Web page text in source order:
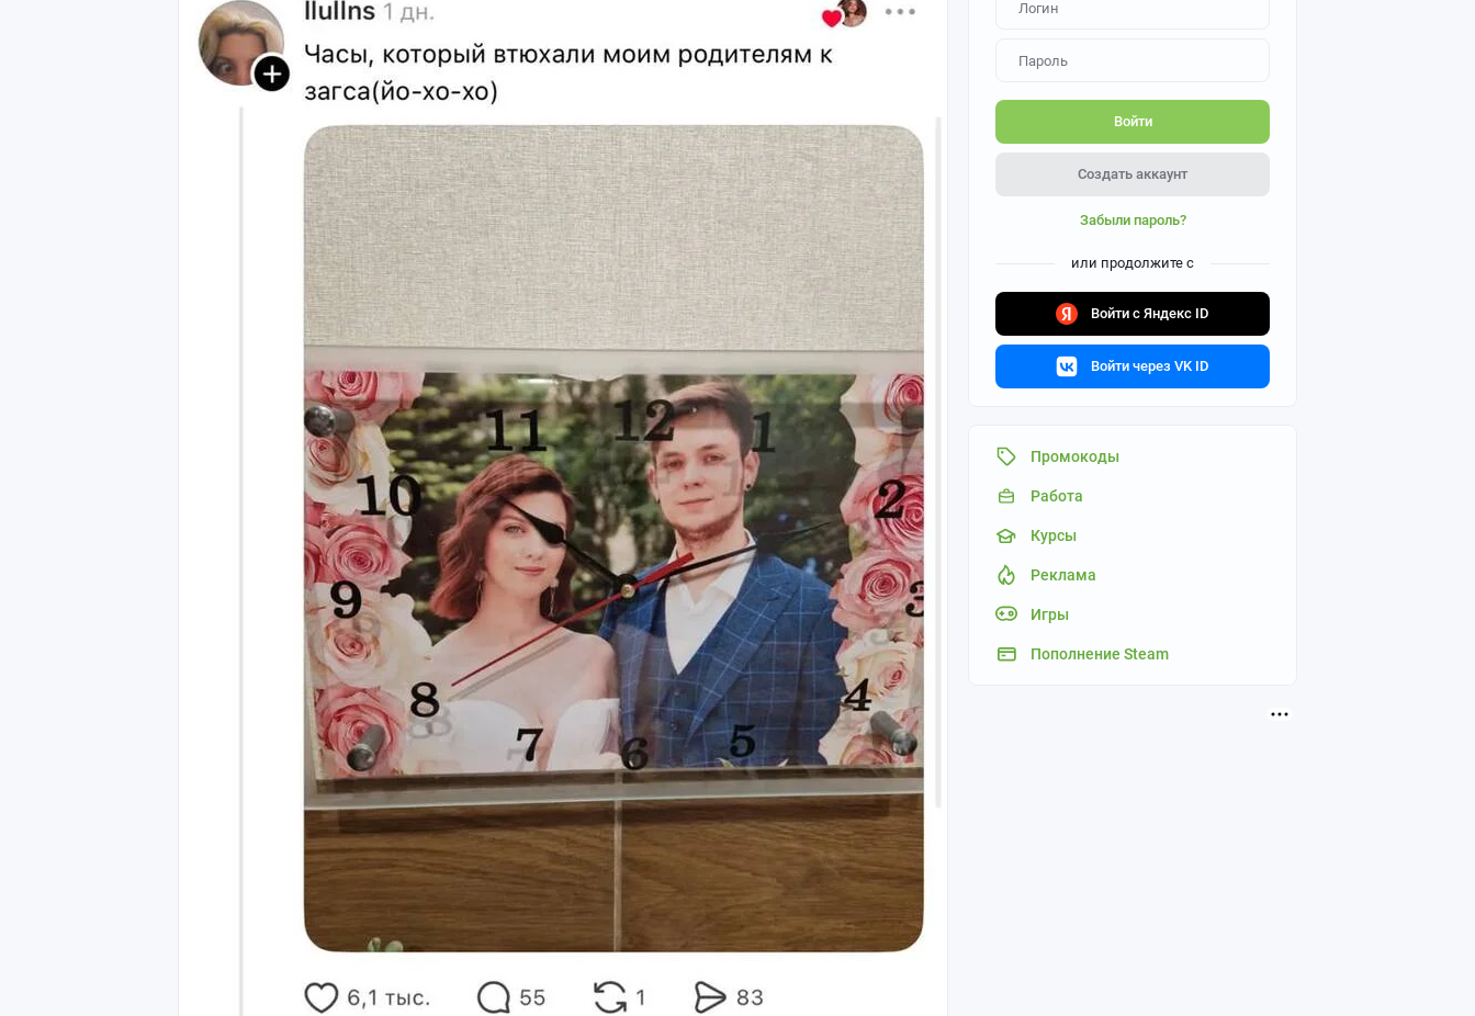
Войти
Создать аккаунт
Забыли пароль?
или продолжите с
Войти с Яндекс ID
Войти через VK ID
Промокоды
Работа
Курсы
Реклама
Игры
Пополнение Steam